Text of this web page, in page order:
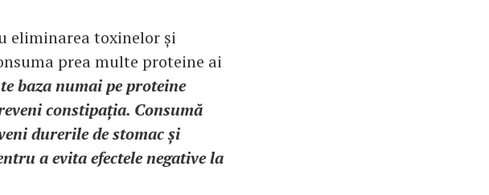
eliminarea toxinelor și
prea multe proteine ai
baza numai pe proteine
constipația. Consumă
durerile de stomac și
a evita efectele negative la